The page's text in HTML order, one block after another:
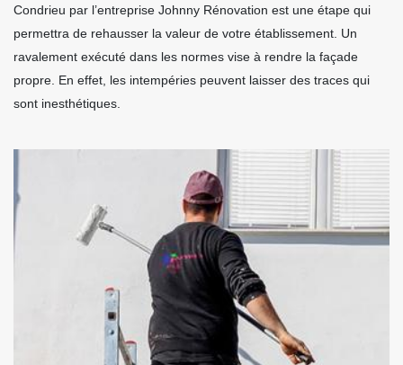
Condrieu par l’entreprise Johnny Rénovation est une étape qui
permettra de rehausser la valeur de votre établissement. Un
ravalement exécuté dans les normes vise à rendre la façade
propre. En effet, les intempéries peuvent laisser des traces qui
sont inesthétiques.